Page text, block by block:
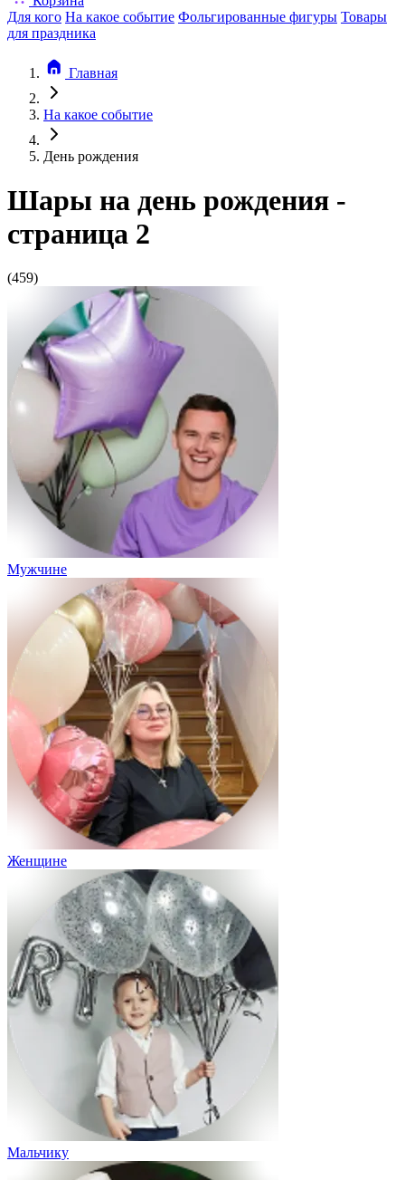
Для кого На какое событие Фольгированные фигуры Товары
для праздника
Главная
На какое событие
День рождения
Шары на день рождения -
страница 2
(459)
Мужчине
Женщине
Мальчику